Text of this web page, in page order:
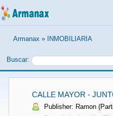
Armanax » INMOBILIARIA
Buscar:
CALLE MAYOR -
Publisher: Ramon